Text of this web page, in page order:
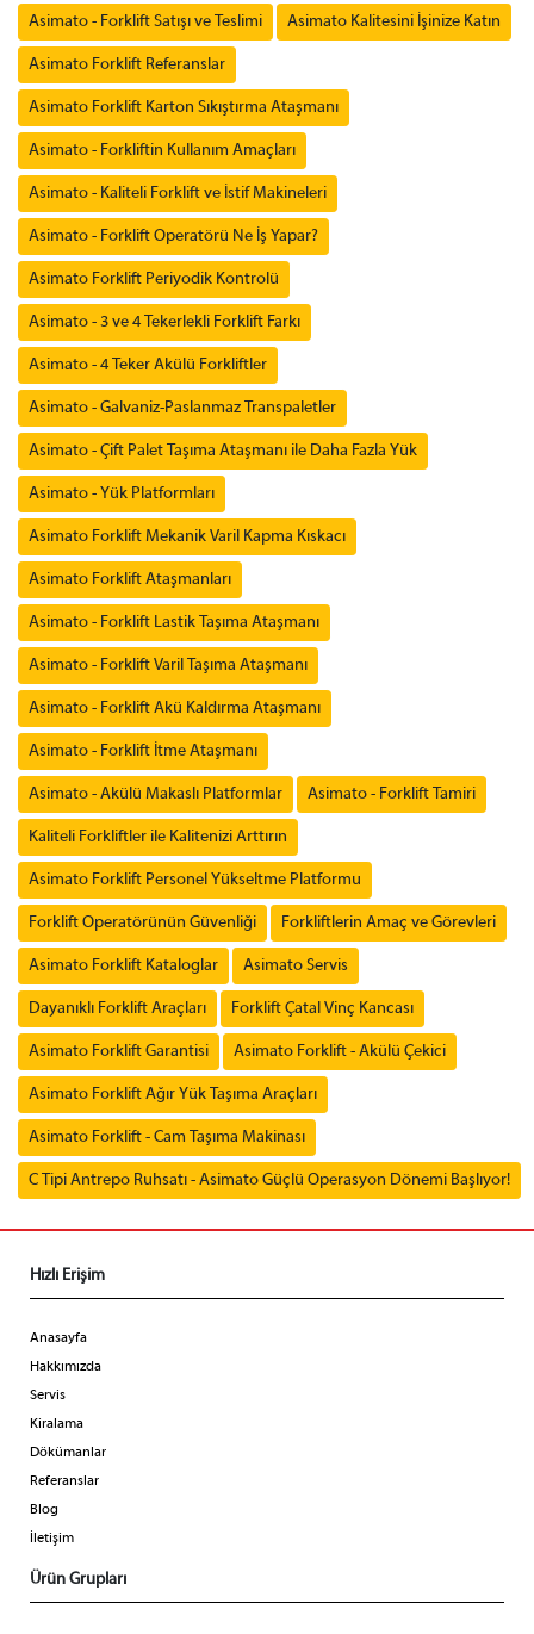
Asimato - Forklift Satışı ve Teslimi Asimato Kalitesini İşinize Katın
Asimato Forklift Referanslar
Asimato Forklift Karton Sıkıştırma Ataşmanı
Asimato - Forkliftin Kullanım Amaçları
Asimato - Kaliteli Forklift ve İstif Makineleri
Asimato - Forklift Operatörü Ne İş Yapar?
Asimato Forklift Periyodik Kontrolü
Asimato - 3 ve 4 Tekerlekli Forklift Farkı
Asimato - 4 Teker Akülü Forkliftler
Asimato - Galvaniz-Paslanmaz Transpaletler
Asimato - Çift Palet Taşıma Ataşmanı ile Daha Fazla Yük
Asimato - Yük Platformları
Asimato Forklift Mekanik Varil Kapma Kıskacı
Asimato Forklift Ataşmanları
Asimato - Forklift Lastik Taşıma Ataşmanı
Asimato - Forklift Varil Taşıma Ataşmanı
Asimato - Forklift Akü Kaldırma Ataşmanı
Asimato - Forklift İtme Ataşmanı
Asimato - Akülü Makaslı Platformlar Asimato - Forklift Tamiri
Kaliteli Forkliftler ile Kalitenizi Arttırın
Asimato Forklift Personel Yükseltme Platformu
Forklift Operatörünün Güvenliği Forkliftlerin Amaç ve Görevleri
Asimato Forklift Kataloglar Asimato Servis
Dayanıklı Forklift Araçları Forklift Çatal Vinç Kancası
Asimato Forklift Garantisi Asimato Forklift - Akülü Çekici
Asimato Forklift Ağır Yük Taşıma Araçları
Asimato Forklift - Cam Taşıma Makinası
C Tipi Antrepo Ruhsatı - Asimato Güçlü Operasyon Dönemi Başlıyor!
Hızlı Erişim
Anasayfa
Hakkımızda
Servis
Kiralama
Dökümanlar
Referanslar
Blog
İletişim
Ürün Grupları